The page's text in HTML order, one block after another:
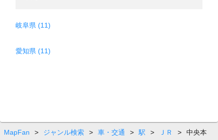
岐阜県 (11)
愛知県 (11)
MapFan > ジャンル検索 > 車・交通 > 駅 > ＪＲ >
中央本